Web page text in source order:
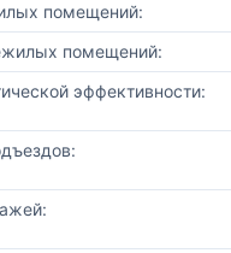
помещений:
помещений:
эффективности: